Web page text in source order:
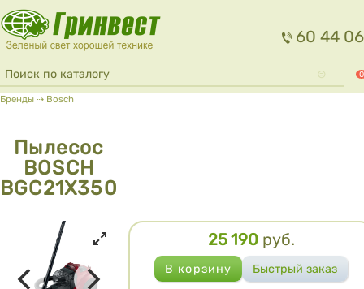
Перейти к основному содержанию
60 44 06
Форма поиска
Поиск 0
Вы здесь
Бренды ⇢ Bosch
Пылесос
BOSCH
BGC21X350
Цена
25 190 руб.